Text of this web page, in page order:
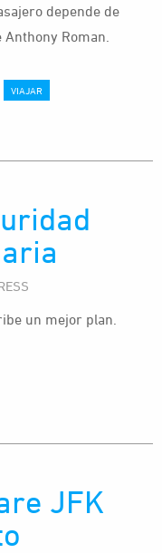
depende de
Roman.
VIAJAR
un mejor plan.
JFK